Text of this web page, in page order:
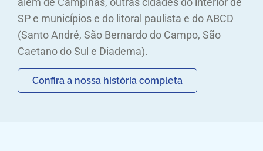
SP e municípios e do litoral paulista e do ABCD
(Santo André, São Bernardo do Campo, São
Caetano do Sul e Diadema).
Confira a nossa história completa